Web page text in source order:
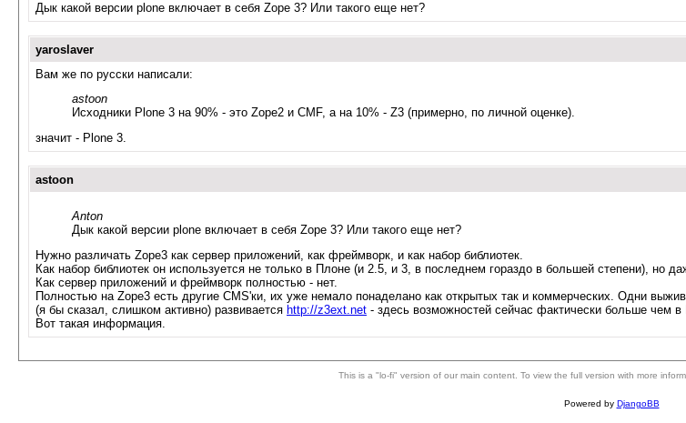
Дык какой версии plone включает в себя Zope 3? Или такого еще нет?
yaroslaver
Вам же по русски написали:
astoon
Исходники Plone 3 на 90% - это Zope2 и CMF, а на 10% - Z3 (примерно, по личной оценке).
значит - Plone 3.
astoon
Anton
Дык какой версии plone включает в себя Zope 3? Или такого еще нет?
Нужно различать Zope3 как сервер приложений, как фреймворк, и как набор библиотек.
Как набор библиотек он используется не только в Плоне (и 2.5, и 3, в последнем гораздо в большей степени), но
Как сервер приложений и фреймворк полностью - нет.
Полностью на Zope3 есть другие CMS'ки, их уже немало понаделано как открытых так и коммерческих. Одни
(я бы сказал, слишком активно) развивается http://z3ext.net - здесь возможностей сейчас фактически больше чем
Вот такая информация.
This is a "lo-fi" version of our main content. To view the full version with more
Powered by DjangoBB